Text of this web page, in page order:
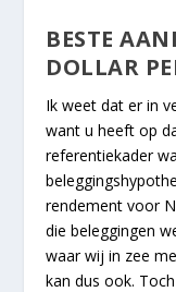
BESTE
DOLLAR
Ik weet dat er in
want u heeft op
referentiekader
rendement voor
die beleggingen
waar wij in zee
kan dus ook.